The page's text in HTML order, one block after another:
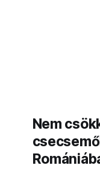
Nem